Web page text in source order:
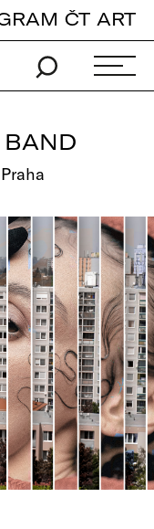
ČT ART